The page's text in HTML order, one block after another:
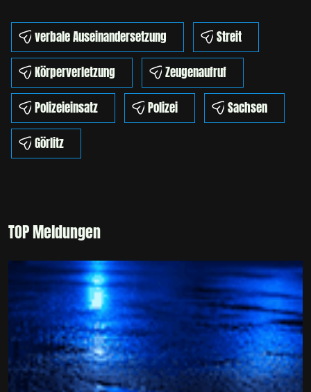
verbale Auseinandersetzung
Streit
Körperverletzung
Zeugenaufruf
Polizeieinsatz
Polizei
Sachsen
Görlitz
TOP Meldungen